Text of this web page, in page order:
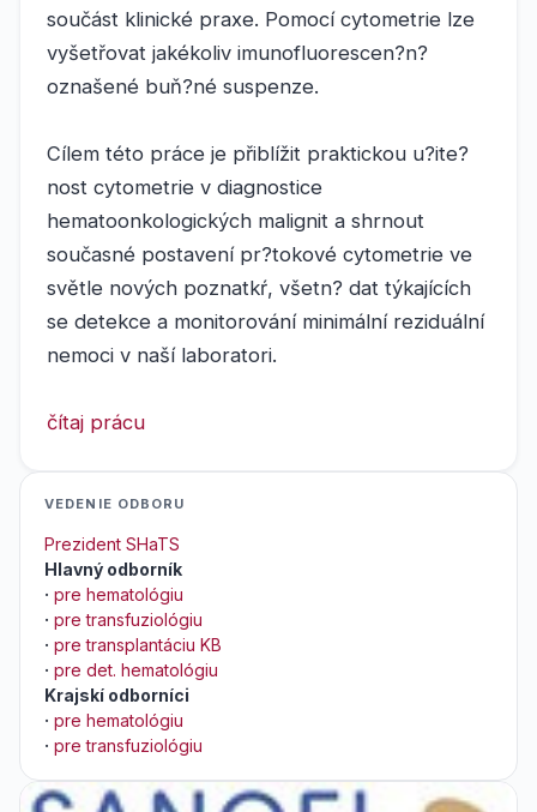
součást klinické praxe. Pomocí cytometrie lze
vyšetřovat jakékoliv imunofluorescen?n?
oznašené buň?né suspenze.
Cílem této práce je přiblížit praktickou u?ite?
nost cytometrie v diagnostice
hematoonkologických malignit a shrnout
současné postavení pr?tokové cytometrie ve
světle nových poznatkŕ, všetn? dat týkajících
se detekce a monitorování minimální reziduální
nemoci v naší laboratori.
čítaj prácu
VEDENIE ODBORU
Prezident SHaTS
Hlavný odborník
· pre hematológiu
· pre transfuziológiu
· pre transplantáciu KB
· pre det. hematológiu
Krajskí odborníci
· pre hematológiu
· pre transfuziológiu